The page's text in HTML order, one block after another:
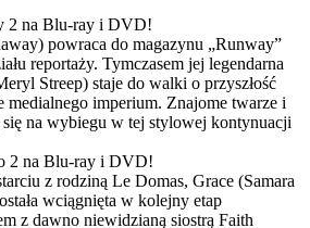
2 na Blu-ray i DVD!
powraca do magazynu „Runway”
reportaży. Tymczasem jej legendarna
Streep) staje do walki o przyszłość
medialnego imperium. Znajome twarze i
na wybiegu w tej stylowej kontynuacji
2 na Blu-ray i DVD!
z rodziną Le Domas, Grace (Samara
wciągnięta w kolejny etap
z dawno niewidzianą siostrą Faith